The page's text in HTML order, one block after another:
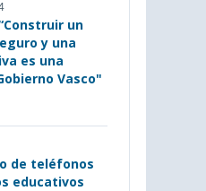
un
y una
es una
Vasco"
de teléfonos
educativos